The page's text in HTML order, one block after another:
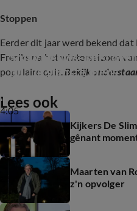
Stoppen
Eerder dit jaar werd bekend
Freriks na het winterseizoen
populaire quiz.Bekijk
4:05
Shownieuws-tafel
bij  De slimste mens
Lees ook
Kijkers De
gênant
Maarten van
z'n opvolger